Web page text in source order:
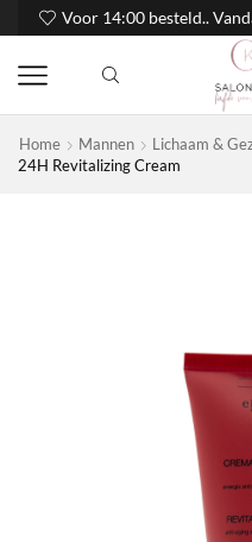
Voor 14:00 besteld..
Home Mannen Lichaam &
24H Revitalizing Cream